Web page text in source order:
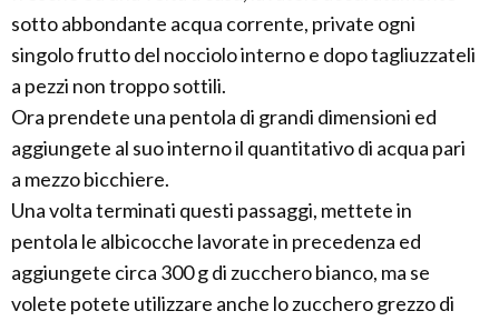
sotto abbondante acqua corrente, private ogni
singolo frutto del nocciolo interno e dopo tagliuzzateli
a pezzi non troppo sottili.
Ora prendete una pentola di grandi dimensioni ed
aggiungete al suo interno il quantitativo di acqua pari
a mezzo bicchiere.
Una volta terminati questi passaggi, mettete in
pentola le albicocche lavorate in precedenza ed
aggiungete circa 300 g di zucchero bianco, ma se
volete potete utilizzare anche lo zucchero grezzo di